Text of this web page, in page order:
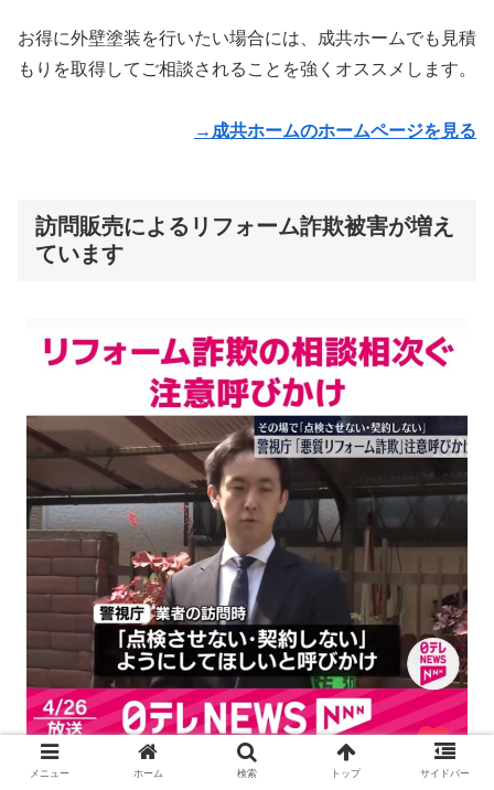
お得に外壁塗装を行いたい場合には、成共ホームでも見積
もりを取得してご相談されることを強くオススメします。
→成共ホームのホームページを見る
訪問販売によるリフォーム詐欺被害が増え
ています
メニュー ホーム 検索 トップ サイドバー